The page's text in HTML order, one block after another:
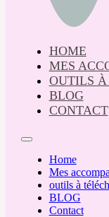
HOME
MES
OUTILS
BLOG
CONTACT
Home
Mes
outils à
BLOG
Contact